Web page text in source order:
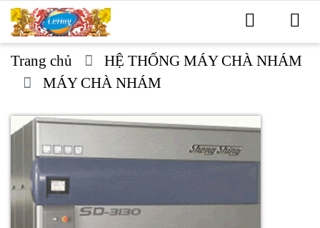
Trang chủ
HỆ THỐNG MÁY CHÀ NHÁM
MÁY CHÀ NHÁM